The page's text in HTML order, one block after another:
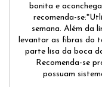
bonita e
recomenda-
semana. Além da
levantar as fibras do
parte lisa da boca
Recomenda-se
possuam